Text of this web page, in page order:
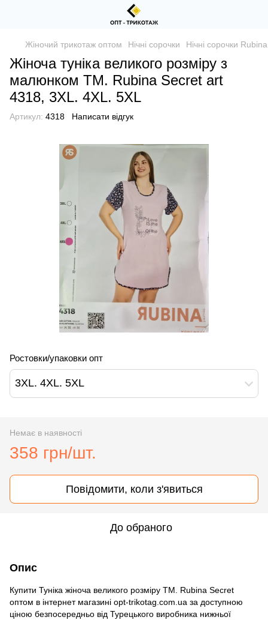
Жіночий трикотаж оптом Нічні сорочки Нічні сорочки
Жіноча туніка великого розміру з
малюнком TM. Rubina Secret art
4318, 3XL. 4XL. 5XL
Артикул: 4318 Написати відгук
Ростовки/упаковки опт
3XL. 4XL. 5XL
Немає в наявності
358 грн/шт.
Повідомити, коли з'явиться
До обраного
Опис
Купити Туніка жіноча великого розміру TM. Rubina Secret
оптом в інтернет магазині opt-trikotag.com.ua за доступною
ціною безпосередньо від Турецького виробника нижньої